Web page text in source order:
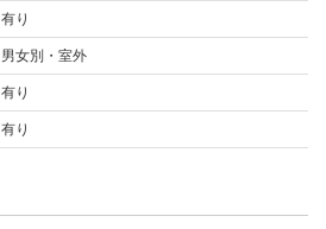
有り
男女別・室外
有り
有り